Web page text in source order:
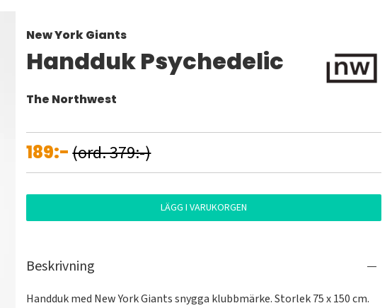
New York Giants
Handduk Psychedelic
The Northwest
189:-(ord. 379:-)
LÄGG I VARUKORGEN
Beskrivning
Handduk med New York Giants snygga klubbmärke. Storlek 75 x 150 cm.